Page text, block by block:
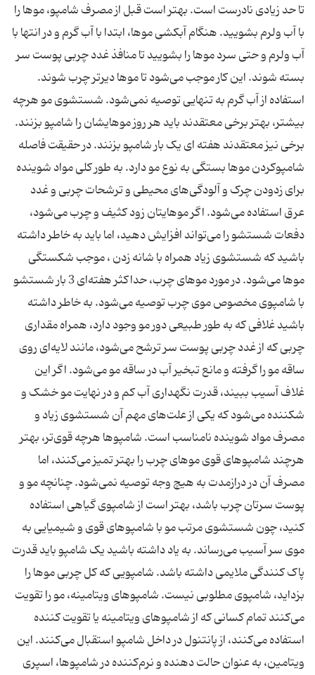
تا حد زیادی نادرست است. بهتر است قبل از مصرف شامپو، موها را
با آب ولرم بشویید. هنگام آبکشی موها، ابتدا با آب گرم و در انتها با
آب ولرم و حتی سرد موها را بشویید تا منافذ غدد چربی پوست سر
بسته شوند. این کار موجب می‌شود تا موها دیرتر چرب شوند.
استفاده از آب گرم به تنهایی توصیه نمی‌شود. شستشوی مو هرچه
بیشتر، بهتر برخی معتقدند باید هر روز موهایشان را شامپو بزنند.
برخی نیز معتقدند هفته ای یک بار شامپو بزنند. در حقیقت فاصله
شامپوکردن موها بستگی به نوع مو دارد. به طور کلی مواد شوینده
برای زدودن چرک و آلودگی‌های محیطی و ترشحات چربی و غدد
عرق استفاده می‌شود. اگر موهایتان زود کثیف و چرب می‌شود،
دفعات شستشو را می‌تواند افزایش دهید، اما باید به خاطر داشته
باشید که شستشوی زیاد همراه با شانه زدن ، موجب شکستگی
موها می‌شود. در مورد موهای چرب، حداکثر هفته‌ای 3 بار شستشو
با شامپوی مخصوص موی چرب توصیه می‌شود. به خاطر داشته
باشید غلافی که به طور طبیعی دور مو وجود دارد، همراه مقداری
چربی که از غدد چربی پوست سر ترشح می‌شود، مانند لایه‌ای روی
ساقه مو را گرفته و مانع تبخیر آب در ساقه مو می‌شود. اگر این
غلاف آسیب ببیند، قدرت نگهداری آب کم و در نهایت مو خشک و
شکننده می‌شود که یکی از علت‌های مهم آن شستشوی زیاد و
مصرف مواد شوینده نامناسب است. شامپوها هرچه قوی‌تر، بهتر
هرچند شامپوهای قوی موهای چرب را بهتر تمیز می‌کنند، اما
مصرف آن در درازمدت به هیچ وجه توصیه نمی‌شود. چنانچه مو و
پوست سرتان چرب باشد، بهتر است از شامپوی گیاهی استفاده
کنید، چون شستشوی مرتب مو با شامپوهای قوی و شیمیایی به
موی سر آسیب می‌رساند. به یاد داشته باشید یک شامپو باید قدرت
پاک کنندگی ملایمی‌ داشته باشد. شامپویی که کل چربی موها را
بزداید، شامپوی مطلوبی نیست. شامپوهای ویتامینه، مو را تقویت
می‌کنند تمام کسانی که از شامپوهای ویتامینه یا تقویت کننده
استفاده می‌کنند، از پانتنول در داخل شامپو استقبال می‌کنند. این
ویتامین، به عنوان حالت دهنده و نرم‌کننده در شامپوها، اسپری